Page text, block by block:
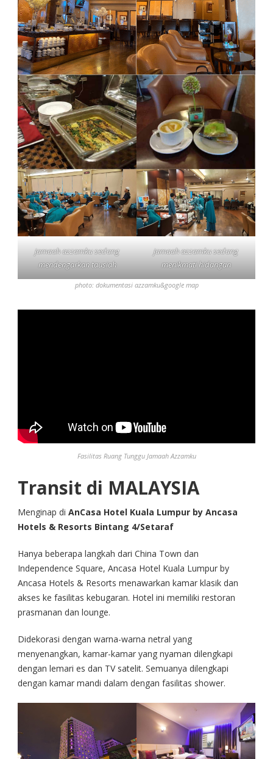
jamaah azzamku sedang
mendengarkan tausiah
jamaah azzamku sedang
menikmati hidangan
photo: dokumentasi azzamku&google map
Fasilitas Ruang Tunggu Jamaah Azzamku
Transit di MALAYSIA
Menginap di AnCasa Hotel Kuala Lumpur by Ancasa
Hotels & Resorts Bintang 4/Setaraf
Hanya beberapa langkah dari China Town dan
Independence Square, Ancasa Hotel Kuala Lumpur by
Ancasa Hotels & Resorts menawarkan kamar klasik dan
akses ke fasilitas kebugaran. Hotel ini memiliki restoran
prasmanan dan lounge.
Didekorasi dengan warna-warna netral yang
menyenangkan, kamar-kamar yang nyaman dilengkapi
dengan lemari es dan TV satelit. Semuanya dilengkapi
dengan kamar mandi dalam dengan fasilitas shower.